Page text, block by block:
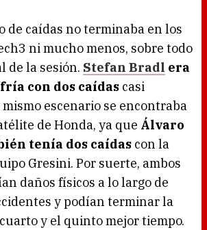
de caídas no terminaba en los
ni mucho menos, sobre todo
de la sesión. Stefan Bradl era
con dos caídas casi
escenario se encontraba
de Honda, ya que Álvaro
tenía dos caídas con la
Gresini. Por suerte, ambos
daños físicos a lo largo de
y podían terminar la
y el quinto mejor tiempo.